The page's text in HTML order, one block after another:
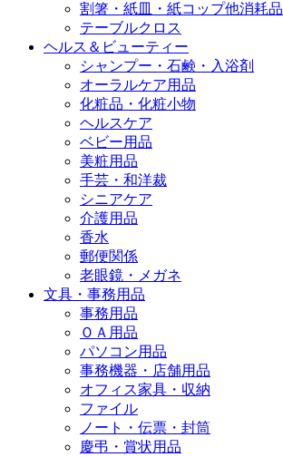
割箸・紙皿・紙コップ他消耗品
テーブルクロス
ヘルス＆ビューティー
シャンプー・石鹸・入浴剤
オーラルケア用品
化粧品・化粧小物
ヘルスケア
ベビー用品
美粧用品
手芸・和洋裁
シニアケア
介護用品
香水
郵便関係
老眼鏡・メガネ
文具・事務用品
事務用品
ＯＡ用品
パソコン用品
事務機器・店舗用品
オフィス家具・収納
ファイル
ノート・伝票・封筒
慶弔・賞状用品